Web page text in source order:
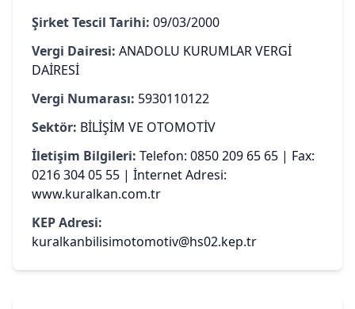
Şirket Tescil Tarihi: 09/03/2000
Vergi Dairesi: ANADOLU KURUMLAR VERGİ
DAİRESİ
Vergi Numarası: 5930110122
Sektör: BİLİŞİM VE OTOMOTİV
İletişim Bilgileri: Telefon: 0850 209 65 65 | Fax:
0216 304 05 55 | İnternet Adresi:
www.kuralkan.com.tr
KEP Adresi:
kuralkanbilisimotomotiv@hs02.kep.tr